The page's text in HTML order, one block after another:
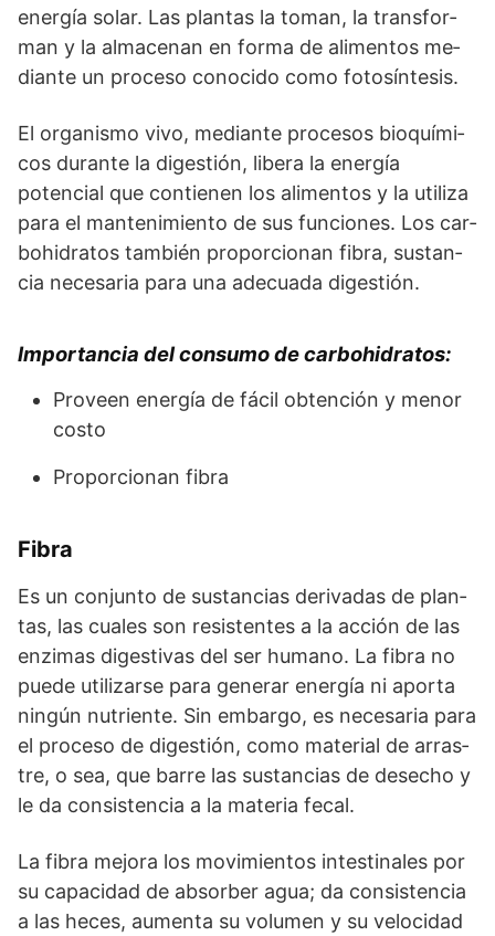
energía solar. Las plan­tas la to­man, la transfor­
man y la al­ma­ce­nan en for­ma de ali­men­tos me­
dian­te un pro­ce­so co­no­ci­do co­mo fo­to­sín­te­sis.
El orga­nis­mo vi­vo, me­dian­te proce­sos bio­quí­mi­
cos du­ran­te la di­gestión, li­be­ra la ener­gía
potencial que con­tie­nen los ali­men­tos y la uti­li­za
pa­ra el man­te­ni­mien­to de sus funcio­nes. Los car­
bo­hi­dra­tos tam­bién propor­cio­nan fi­bra, sus­tan­
cia ne­ce­sa­ria pa­ra una ade­cua­da di­ges­tión.
Im­por­tan­cia del con­su­mo de carbo­hi­dra­tos:
Pro­veen ener­gía de fá­cil ob­tención y me­nor
cos­to
Pro­por­cio­nan fi­bra
Fibra
Es un con­jun­to de sus­tancias de­ri­va­das de plan­
tas, las cua­les son re­sis­ten­tes a la ac­ción de las
en­zimas di­ges­ti­vas del ser hu­ma­no. La fi­bra no
pue­de uti­li­zar­se pa­ra ge­ne­rar ener­gía ni apor­ta
nin­gún nu­trien­te. Sin em­bar­go, es ne­ce­sa­ria pa­ra
el pro­ce­so de di­ges­tión, co­mo material de arras­
tre, o sea, que ba­rre las sus­tan­cias de de­se­cho y
le da consis­ten­cia a la ma­te­ria fe­cal.
La fi­bra me­jo­ra los mo­vi­mientos in­tes­ti­na­les por
su ca­pa­ci­dad de ab­sor­ber agua; da consistencia
a las he­ces, au­men­ta su vo­lu­men y su ve­lo­ci­dad